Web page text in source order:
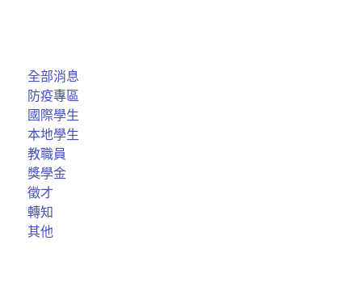
全部消息
防疫專區
國際學生
本地學生
教職員
獎學金
徵才
轉知
其他